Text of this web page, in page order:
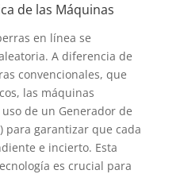
de las Máquinas
en línea se
A diferencia de
convencionales, que
las máquinas
de un Generador de
para garantizar que cada
e incierto. Esta
es crucial para